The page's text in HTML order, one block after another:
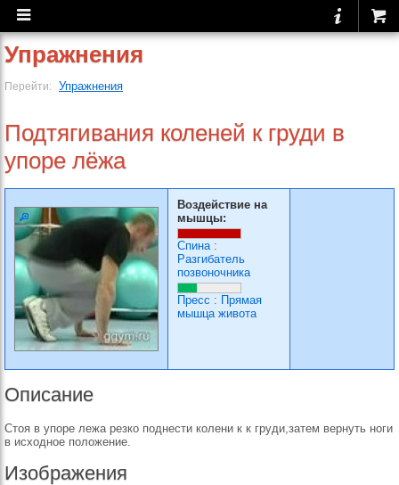
Упражнения
Перейти: Упражнения
Подтягивания коленей к груди в
упоре лёжа
Воздействие на
мышцы:
Спина:
Разгибатель
позвоночника
Пресс : Прямая
мышца живота
Описание
Стоя в упоре лежа резко поднести колени к к груди,затем вернуть ноги
в исходное положение.
Изображения